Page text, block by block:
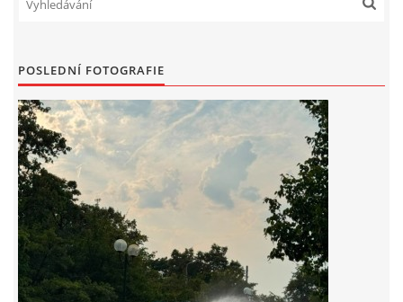
POSLEDNÍ FOTOGRAFIE